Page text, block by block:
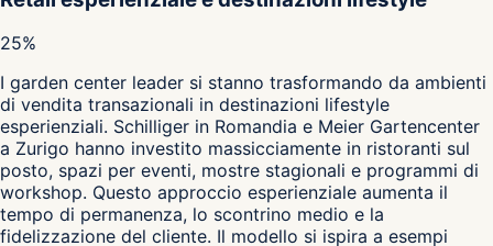
25%
I garden center leader si stanno trasformando da ambienti
di vendita transazionali in destinazioni lifestyle
esperienziali. Schilliger in Romandia e Meier Gartencenter
a Zurigo hanno investito massicciamente in ristoranti sul
posto, spazi per eventi, mostre stagionali e programmi di
workshop. Questo approccio esperienziale aumenta il
tempo di permanenza, lo scontrino medio e la
fidelizzazione del cliente. Il modello si ispira a esempi